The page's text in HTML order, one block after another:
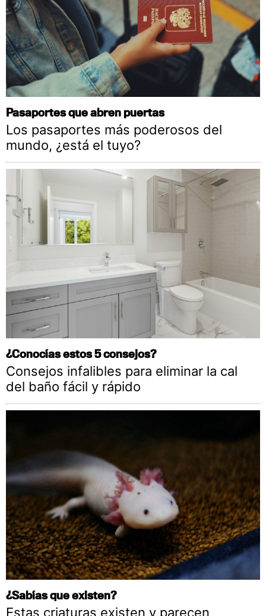
Pasaportes que abren puertas
Los pasaportes más poderosos del
mundo, ¿está el tuyo?
¿Conocías estos 5 consejos?
Consejos infalibles para eliminar la cal
del baño fácil y rápido
¿Sabías que existen?
Estas criaturas existen y parecen